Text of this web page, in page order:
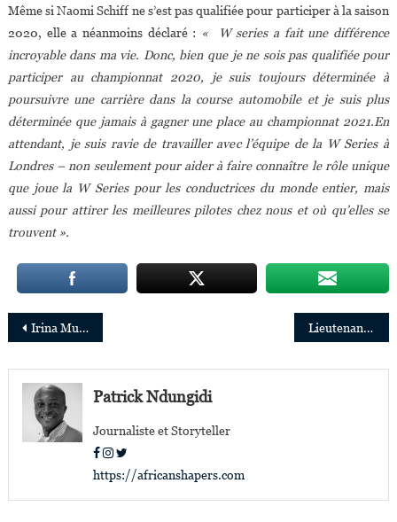
Même si Naomi Schiff ne s’est pas qualifiée pour participer à la saison
2020, elle a néanmoins déclaré : « W series a fait une différence
incroyable dans ma vie. Donc, bien que je ne sois pas qualifiée pour
participer au championnat 2020, je suis toujours déterminée à
poursuivre une carrière dans la course automobile et je suis plus
déterminée que jamais à gagner une place au championnat 2021.En
attendant, je suis ravie de travailler avec l’équipe de la W Series à
Londres – non seulement pour aider à faire connaître le rôle unique
que joue la W Series pour les conductrices du monde entier, mais
aussi pour attirer les meilleures pilotes chez nous et où qu’elles se
trouvent ».
Navigation
de
l’article
Irina Muluile,l’agent très spéciale de la DGSE Lieutenant T et lieutenant Y,pilotes d’élite de l’armée israélienne
Patrick Ndungidi
Journaliste et Storyteller
https://africanshapers.com